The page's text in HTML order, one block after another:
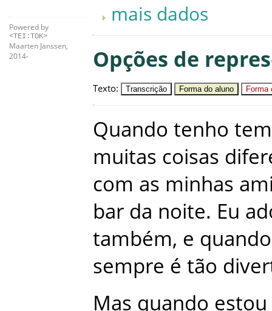
Powered by
<TEI:TOK>
Maarten Janssen,
2014-
mais dados
Opções de
Texto: Transcrição Forma do aluno Forma
Quando tenho
muitas coisas
com as minhas
bar da noite. Eu
também, e quando
sempre é tão
Mas quando estou